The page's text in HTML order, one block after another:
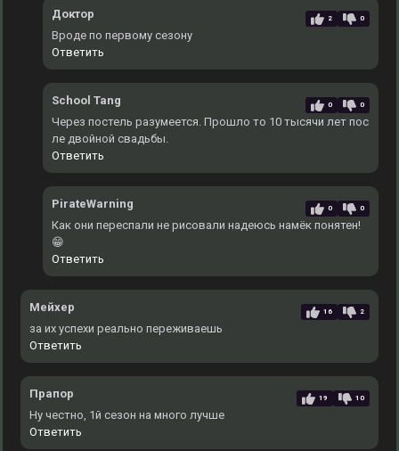
Доктор 2 0
Вроде по первому сезону
Ответить
School Tang 0 0
Через постель разумеется. Прошло то 10 тысячи лет пос
ле двойной свадьбы.
Ответить
PirateWarning 0 0
Как они переспали не рисовали надеюсь намёк понятен!
😁
Ответить
Мейхер 16 2
за их успехи реально переживаешь
Ответить
Прапор 19 10
Ну честно, 1й сезон на много лучше
Ответить